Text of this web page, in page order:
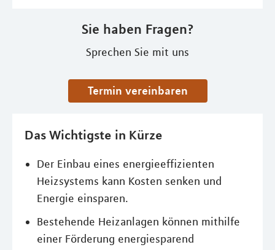
Sie haben Fragen?
Sprechen Sie mit uns
Termin vereinbaren
Das Wichtigste in Kürze
Der Einbau eines energieeffizienten
Heizsystems kann Kosten senken und
Energie einsparen.
Bestehende Heizanlagen können mithilfe
einer Förderung energiesparend